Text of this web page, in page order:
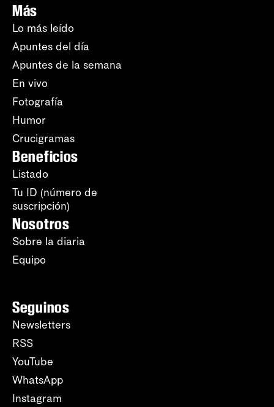
Más
Lo más leído
Apuntes del día
Apuntes de la semana
En vivo
Fotografía
Humor
Crucigramas
Beneficios
Listado
Tu ID (número de
suscripción)
Nosotros
Sobre la diaria
Equipo
Seguinos
Newsletters
RSS
YouTube
WhatsApp
Instagram